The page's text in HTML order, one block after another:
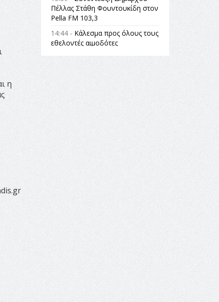
η
Πέλλας Στάθη Φουντουκίδη στον
Pella FM 103,3
14:44 - Κάλεσμα προς όλους τους
εθελοντές αιμοδότες
14:23 -Όλη η Ελλάδα ένας
πολιτισμός Μουσική
εγκατάσταση Πόλεμος και
«Ειρήνη;» 5, 6 Αυγούστου 2026 |
Αρχαία Έδεσσα, Αρχαιολογικός
Χώρος Λόγγου
14:19 -Τοποθέτηση Λάκη
Βασιλειάδη για την Αναθεώρηση
του Συντάγματος: «Σε τέτοιες
κορυφαίες θεσμικές διαδικασίες
υπάρχει μόνο η ευθύνη απέναντι
στις επόμενες γενιές»
16:35 -
Το πρόγραμμα του ΠΑΟΚ
στον δεύτερο γύρο του
Champions League!
16:27 -Όλυμπος: Εντάχθηκε στον
Κατάλογο Παγκόσμιας
Κληρονομιάς της UNESCO –
Ομόφωνη η απόφαση Ο
Όλυμπος αναγνωρίστηκε ως
φυσικό και πολιτιστικό αγαθό
εξέχουσας οικουμενικής αξίας για
την ανθρωπότητα